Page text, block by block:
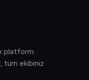
platform.
tüm ekibiniz